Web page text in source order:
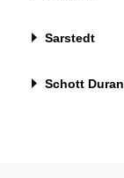
Sarstedt
Schott Duran